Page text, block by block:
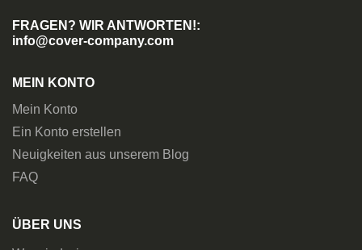
FRAGEN? WIR ANTWORTEN!:
info@cover-company.com
MEIN KONTO
Mein Konto
Ein Konto erstellen
Neuigkeiten aus unserem Blog
FAQ
ÜBER UNS